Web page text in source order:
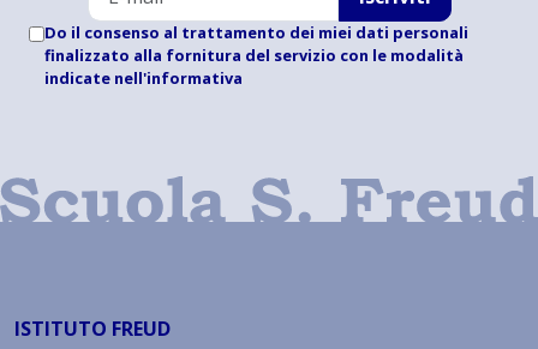
Do il consenso al trattamento dei miei dati personali
finalizzato alla fornitura del servizio con le modalità
indicate nell'informativa
ISTITUTO FREUD